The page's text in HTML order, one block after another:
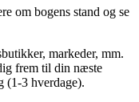
om bogens stand og se
markeder, mm.
frem til din næste
(1-3 hverdage).